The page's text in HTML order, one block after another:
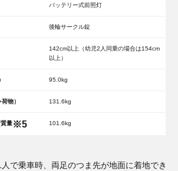
バッテリー式前照灯
後輪サークル錠
142cm以上（幼児2人同乗の場合は154cm
以上）
95.0kg
物） 131.6kg
量※5 101.6kg
人で乗車時、両足のつま先が地面に着地でき